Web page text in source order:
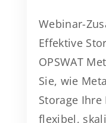
Webinar-
Effektive
OPSWAT
Sie, wie
Storage
flexibel,